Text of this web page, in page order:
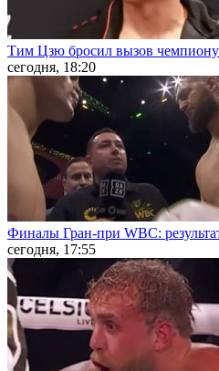
Тим Цзю бросил вызов
сегодня, 18:20
Финалы Гран-при WBC:
сегодня, 17:55